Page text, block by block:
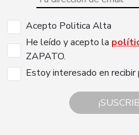
Acepto Politica Alta
He leído y acepto la
ZAPATO.
Estoy interesado en recibir